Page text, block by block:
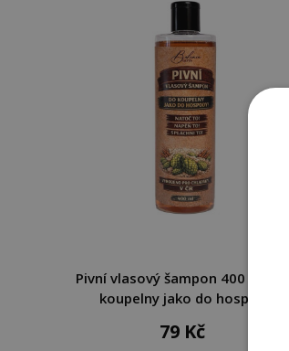
Pivní vlasový šampon 400 ml - Do
koupelny jako do hospody
79 Kč